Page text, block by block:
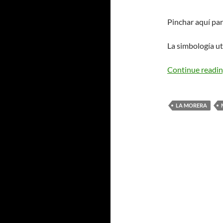
Pinchar aquí
La simbología
Continue
LA MORERA